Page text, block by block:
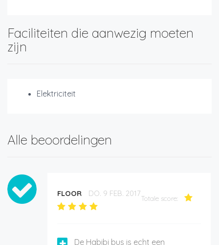
Faciliteiten die aanwezig moeten
zijn
Elektriciteit
Alle beoordelingen
FLOOR DO. 9 FEB. 2017
Totale score:
De Habibi bus is echt een